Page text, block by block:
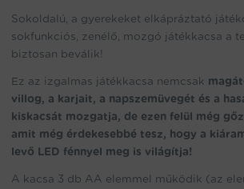
Sokoldalú, a gyerekeket elkápráztató
sokfunkciós, zenélő, mozgó játékkacsa a
biztosan beválik!
Ez az izgalmas játékkacsa nemcsak
villog, a karjait, a napszemüvegét és a
kiskacsát mozgatja, de ezen felül még
amit még érdekesebbé tesz, hogy a
levő LED fénnyel meg is világítja!
A kacsa 3 db AA elemmel működik (az